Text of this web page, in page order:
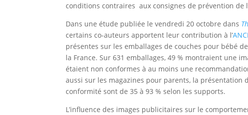
conditions contraires aux consignes de prévention de
Dans une étude publiée le vendredi 20 octobre dans
certains co-auteurs apportent leur contribution à l’
présentes sur les emballages de couches pour bébé
la France. Sur 631 emballages, 49 % montraient une
étaient non conformes à au moins une
aussi sur les magazines pour parents, la présentation
conformité sont de 35 à 93 % selon les supports.
L’influence des images publicitaires sur le